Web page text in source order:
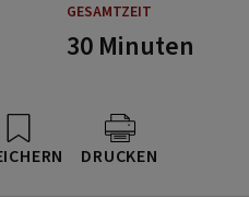
GESAMTZEIT
30 Minuten
DRUCKEN